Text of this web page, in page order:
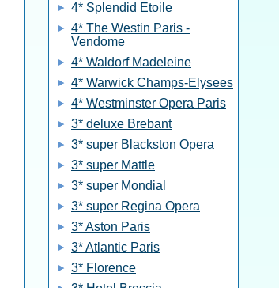
4* Splendid Etoile
4* The Westin Paris -
Vendome
4* Waldorf Madeleine
4* Warwick Champs-Elysees
4* Westminster Opera Paris
3* deluxe Brebant
3* super Blackston Opera
3* super Mattle
3* super Mondial
3* super Regina Opera
3* Aston Paris
3* Atlantic Paris
3* Florence